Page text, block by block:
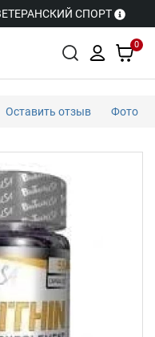
СПОРТ
0
Оставить отзыв Фото